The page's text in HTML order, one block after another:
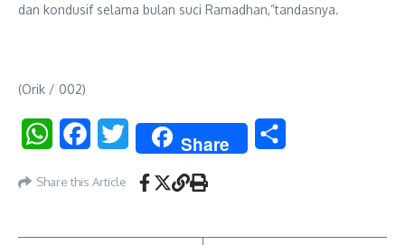
dan kondusif selama bulan suci Ramadhan,”tandasnya.
(Orik / 002)
WhatsAppFacebookTwitter Share
Share this Article